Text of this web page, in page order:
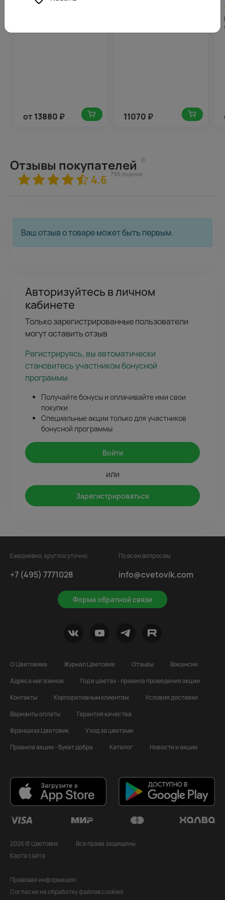
(Кения) под ленту
от 13880 ₽ 11070 ₽
Отзывы покупателей 0
4.6 795 оценок
Ваш отзыв о товаре может быть первым.
Авторизуйтесь в личном
кабинете
Только зарегистрированные пользователи
могут оставить отзыв
Регистрируясь, вы автоматически
становитесь участником бонусной
программы
Получайте бонусы и оплачивайте ими свои
покупки
Специальные акции только для участников
бонусной программы
Войти
или
Зарегистрироваться
Ежедневно, круглосуточно
+7 (495) 7771028
Форма обратной связи
По всем вопросам
info@cvetovik.com
О Цветовике Журнал Цветовик Отзывы
Вакансии
Адреса магазинов
Год в цветах - правила проведения акции
Контакты
Корпоративным клиентам
Условия доставки
Варианты оплаты
Гарантия качества
Франшиза Цветовик
Уход за цветами
Правила акции - Букет добра
Каталог Новости и акции
2026 © Цветовик
Все права защищены
Карта сайта
Правовая информация:
Согласие на обработку файлов cookies